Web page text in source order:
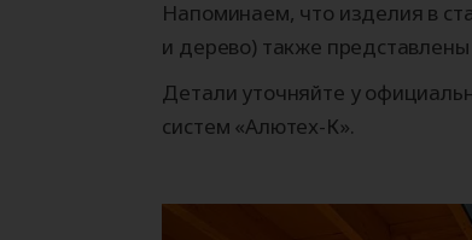
Напоминаем, что изделия в
и дерево) также
Детали уточняйте у
систем «Алютех-К».